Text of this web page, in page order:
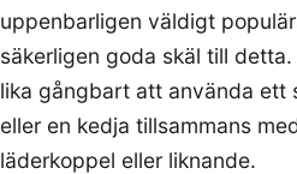
uppenbarligen väldigt
säkerligen goda skäl till
lika gångbart att använda ett
eller en kedja tillsammans
läderkoppel eller liknande.